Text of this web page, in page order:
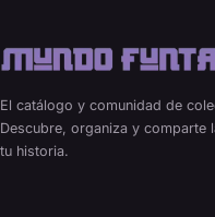
El catálogo y comunidad de
Descubre, organiza y
tu historia.